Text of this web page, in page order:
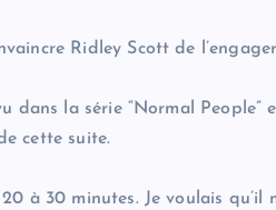
Ridley Scott de
dans la série “Normal
cette suite.
à 30 minutes. Je voulais qu’il